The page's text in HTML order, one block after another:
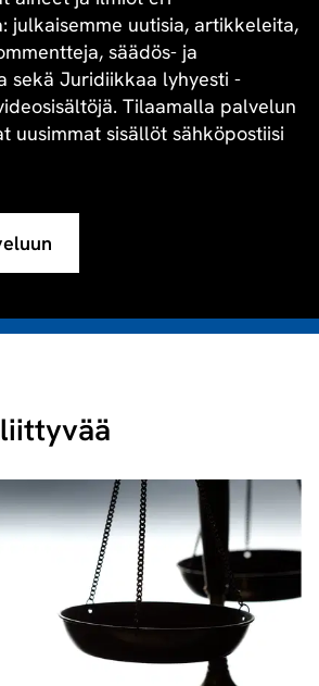
julkaisemme uutisia, artikkeleita,
säädös- ja
sekä Juridiikkaa lyhyesti -
Tilaamalla palvelun
uusimmat sisällöt sähköpostiisi